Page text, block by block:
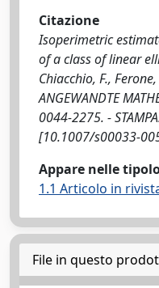
Citazione
Isoperimetric
of a class of linear
Chiacchio, F., Ferone,
ANGEWANDTE
0044-2275. -
[10.1007/s00033-
Appare nelle
1.1 Articolo in
File in questo